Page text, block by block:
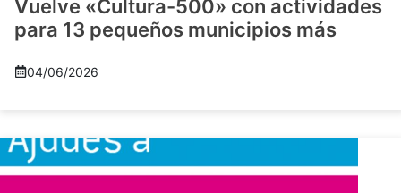
Vuelve «Cultura-500» con actividades
para 13 pequeños municipios más
04/06/2026